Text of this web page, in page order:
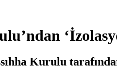
Kurulu